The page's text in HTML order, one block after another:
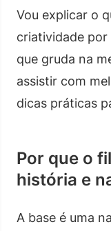
Vou explicar o
criatividade por
que gruda na
assistir com
dicas práticas
Por que o
história e
A base é uma